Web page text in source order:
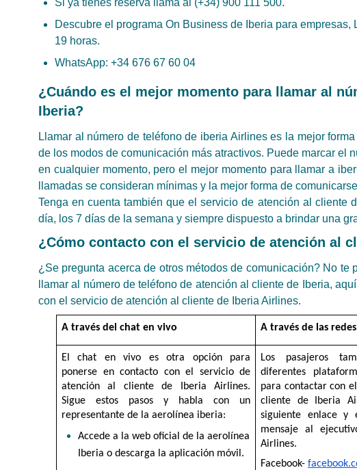
Si ya tienes reserva llama al (+34) 900 111 500.
Descubre el programa On Business de Iberia para
19 horas.
WhatsApp: +34 676 67 60 04
¿Cuándo es el mejor momento para llamar al
Iberia?
Llamar al número de teléfono de iberia Airlines es la mejor
de los modos de comunicación más atractivos. Puede marcar el
en cualquier momento, pero el mejor momento para llamar a
llamadas se consideran mínimas y la mejor forma de
Tenga en cuenta también que el servicio de atención al cliente
día, los 7 días de la semana y siempre dispuesto a brindar una
¿Cómo contacto con el servicio de atención al
¿Se pregunta acerca de otros métodos de comunicación? No te
llamar al número de teléfono de atención al cliente de Iberia,
con el servicio de atención al cliente de Iberia Airlines.
A través del chat en vivo A través de las
El chat en vivo es otra opción para
ponerse en contacto con el servicio de
atención al cliente de Iberia Airlines.
Sigue estos pasos y habla con un
representante de la aerolínea iberia:
Accede a la web oficial de la aerolínea
Iberia o descarga la aplicación móvil.
Los pasajeros
diferentes
para contactar con
cliente de Iberia
siguiente enlace y
mensaje al
Airlines.
Facebook-